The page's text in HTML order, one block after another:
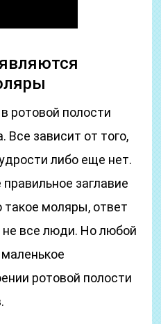
ротовой полости
Все зависит от того,
либо еще нет.
заглавие
такое моляры, ответ
все люди. Но любой
ротовой полости